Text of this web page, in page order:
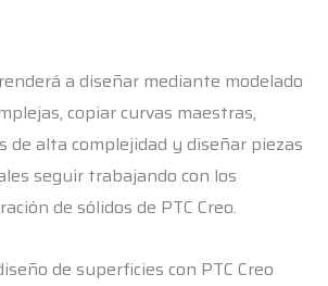
a diseñar mediante modelado
copiar curvas maestras,
de alta complejidad y diseñar piezas
seguir trabajando con los
de sólidos de PTC Creo.
de superficies con PTC Creo